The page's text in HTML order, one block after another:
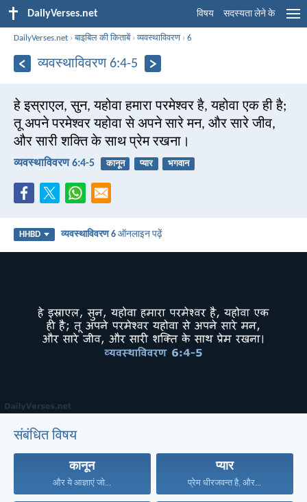
DailyVerses.net विषय सदस्यता लेने के
DailyVerses.net ›बाइबिल की किताबें›व्यवस्थाविवरण ›6
व्यवस्थाविवरण 6:4-5
हे इस्राएल, सुन, यहोवा हमारा परमेश्वर है, यहोवा एक ही है;
तू अपने परमेश्वर यहोवा से अपने सारे मन, और सारे जीव,
और सारी शक्ति के साथ प्रेम रखना।
व्यवस्थाविवरण 6:4-5 कानून प्यार भगवान
HHBD व्यवस्थाविवरण 6 ऑनलाइन पढ़ें
संबंधित विषय
कानून
और ये आज्ञाएं जो...
प्यार
प्रेम धीरजवन्त है, और...